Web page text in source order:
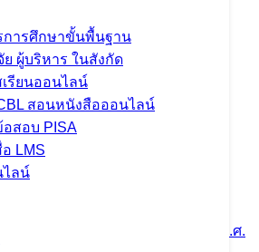
การศึกษาขั้นพื้นฐาน
ผู้บริหาร ในสังกัด
เรียนออนไลน์
สอนหนังสือออนไลน์
สอบ PISA
LMS
ไลน์
กรกฎาคม 2023